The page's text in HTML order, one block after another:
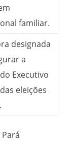
familiar.
designada
a
Executivo
eleições